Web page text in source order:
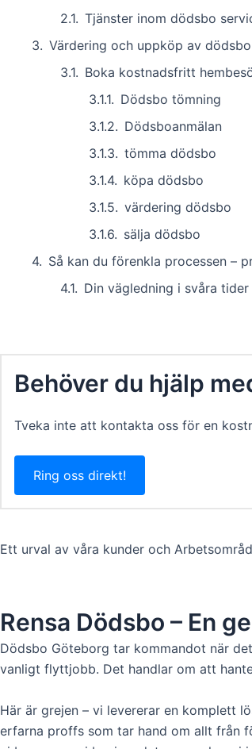
Tjänster inom dödsbo
Värdering och uppköp av
Boka kostnadsfritt
Dödsbo tömning
Dödsboanmälan
tömma dödsbo
köpa dödsbo
värdering dödsbo
sälja dödsbo
Så kan du förenkla processen –
Din vägledning i svåra tider
Behöver du hjälp
Tveka inte att kontakta oss för en
Ring oss direkt!
Ett urval av våra kunder och
Rensa Dödsbo – En
Dödsbo Göteborg tar kommandot när
vanligt flyttjobb. Det handlar om att
Här är grejen – vi levererar en komplett
erfarna proffs som tar hand om allt från